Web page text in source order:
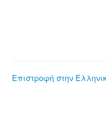
Επιστροφή στην